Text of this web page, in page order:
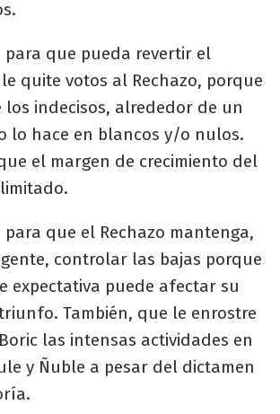
para que pueda revertir el
quite votos al Rechazo, porque
los indecisos, alrededor de un
lo hace en blancos y/o nulos.
el margen de crecimiento del
para que el Rechazo mantenga,
controlar las bajas porque
expectativa puede afectar su
También, que le enrostre
las intensas actividades en
y Ñuble a pesar del dictamen